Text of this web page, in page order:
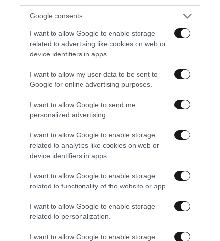
Google consents
I want to allow Google to enable storage
related to advertising like cookies on web or
device identifiers in apps.
I want to allow my user data to be sent to
Google for online advertising purposes.
I want to allow Google to send me
personalized advertising.
I want to allow Google to enable storage
related to analytics like cookies on web or
device identifiers in apps.
I want to allow Google to enable storage
related to functionality of the website or app.
I want to allow Google to enable storage
related to personalization.
I want to allow Google to enable storage
οικογένεια του φερόμενου ως δράστη της επίθεσης στο
Κολοράντο
03·06·2025 03:59
Κατηγορίες για 16 απόπειρες ανθρωποκτονίας στον
Κολοράντο